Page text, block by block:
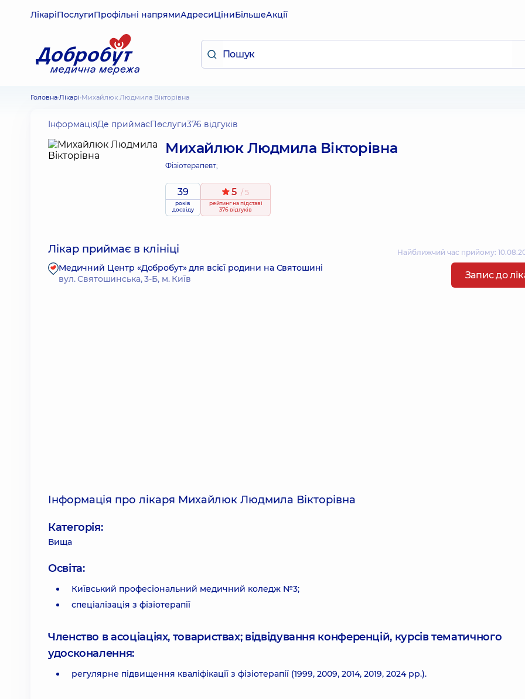
ЛікаріПослугиПрофільні напрямиАдресиЦіниБільшеАкції
Головна Лікарі Михайлюк Людмила Вікторівна
ІнформаціяДе приймаєПослуги376 відгуків
Михайлюк Людмила Вікторівна
Фізіотерапевт;
39
років
досвіду
5 / 5
рейтингна підставі
376 відгуків
Лікар приймає в клініці Найближчий час прийому:
Медичний Центр «Добробут» для всієї родини на Святошині
вул. Святошинська, 3-Б, м. Київ
Запис до
Інформація про лікаря Михайлюк Людмила Вікторівна
Категорія:
Вища
Освіта:
Київський професіональний медичний коледж №3;
спеціалізація з фізіотерапії
Членство в асоціаціях, товариствах; відвідування конференцій, курсів тематичного
удосконалення:
регулярне підвищення кваліфікації з фізіотерапії (1999, 2009, 2014, 2019, 2024 рр.).